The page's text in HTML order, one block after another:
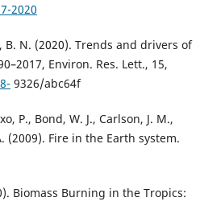
2020
B. N. (2020). Trends and drivers of
Environ. Res. Lett., 15,
9326/abc64f
P., Bond, W. J., Carlson, J. M.,
(2009). Fire in the Earth system.
Biomass Burning in the Tropics: